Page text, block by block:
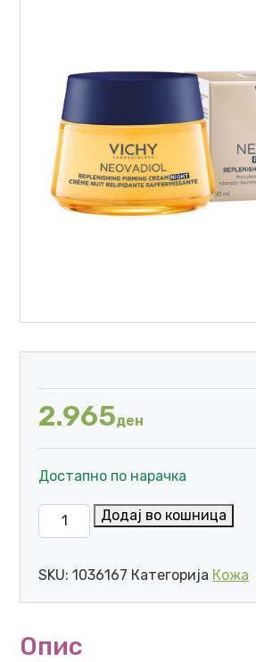
2.965ден
Достапно по нарачка
VICHY NEOVADIOL POST-
Додај во кошница
SKU: 1036167 Категорија Кожа
Опис